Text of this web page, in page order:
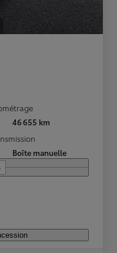
46 655 km
Boîte manuelle